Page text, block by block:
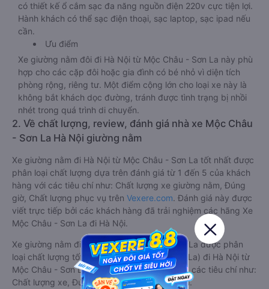
có thiết kế ổ cắm sạc đa năng nguồn điện 220v cực tiện lợi.
Hành khách có thể sạc điện thoại, sạc laptop, sạc ipad nếu
cần.
Ưu điểm
Xe giường nằm đôi đi Hà Nội từ Mộc Châu - Sơn La này phù
hợp cho các cặp đôi hoặc gia đình có bé nhỏ vì diện tích
phòng rộng, riêng tư. Một điểm cộng lớn cho loại xe này là
không bắt khách dọc đường, tránh được tình trạng bị nhồi
nhét trong quá trình di chuyển.
2. Về chất lượng, review, đánh giá nhà xe Mộc Châu
- Sơn La Hà Nội giường nằm
Xe giường nằm đi Hà Nội từ Mộc Châu - Sơn La tốt nhất được
phân loại chất lượng dựa trên đánh giá từ 1 đến 5 của khách
hàng với các tiêu chí như: Chất lượng xe giường nằm, Đúng
giờ, Chất lượng phục vụ trên Vexere.com. Đánh giá này được
viết trực tiếp bởi các khách hàng đã trải nghiệm các hãng Xe
Mộc Châu - Sơn La đi Hà Nội.
Xe giường nằm đi Hà Nội từ Mộc Châu - Sơn La được phân
loại chất lượng tốt nhất là xe Ngọc Anh (Sơn La) đi Hà Nội từ
Mộc Châu - Sơn La đạt 5.0 / 5 điểm dựa trên các tiêu chí như:
Chất lượng xe, Đúng giờ, Chất lượng phục vụ.